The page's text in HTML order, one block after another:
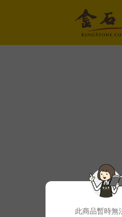
此商品暫時無